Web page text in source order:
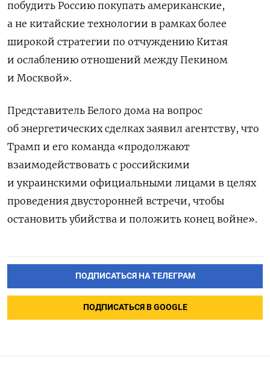
побудить Россию покупать американские,
а не китайские технологии в рамках более
широкой стратегии по отчуждению Китая
и ослаблению отношений между Пекином
и Москвой».
Представитель Белого дома на вопрос
об энергетических сделках заявил агентству, что
Трамп и его команда «продолжают
взаимодействовать с российскими
и украинскими официальными лицами в целях
проведения двусторонней встречи, чтобы
остановить убийства и положить конец войне».
ПОДПИСАТЬСЯ НА ТЕЛЕГРАМ
ПОДПИСАТЬСЯ В GOOGLE